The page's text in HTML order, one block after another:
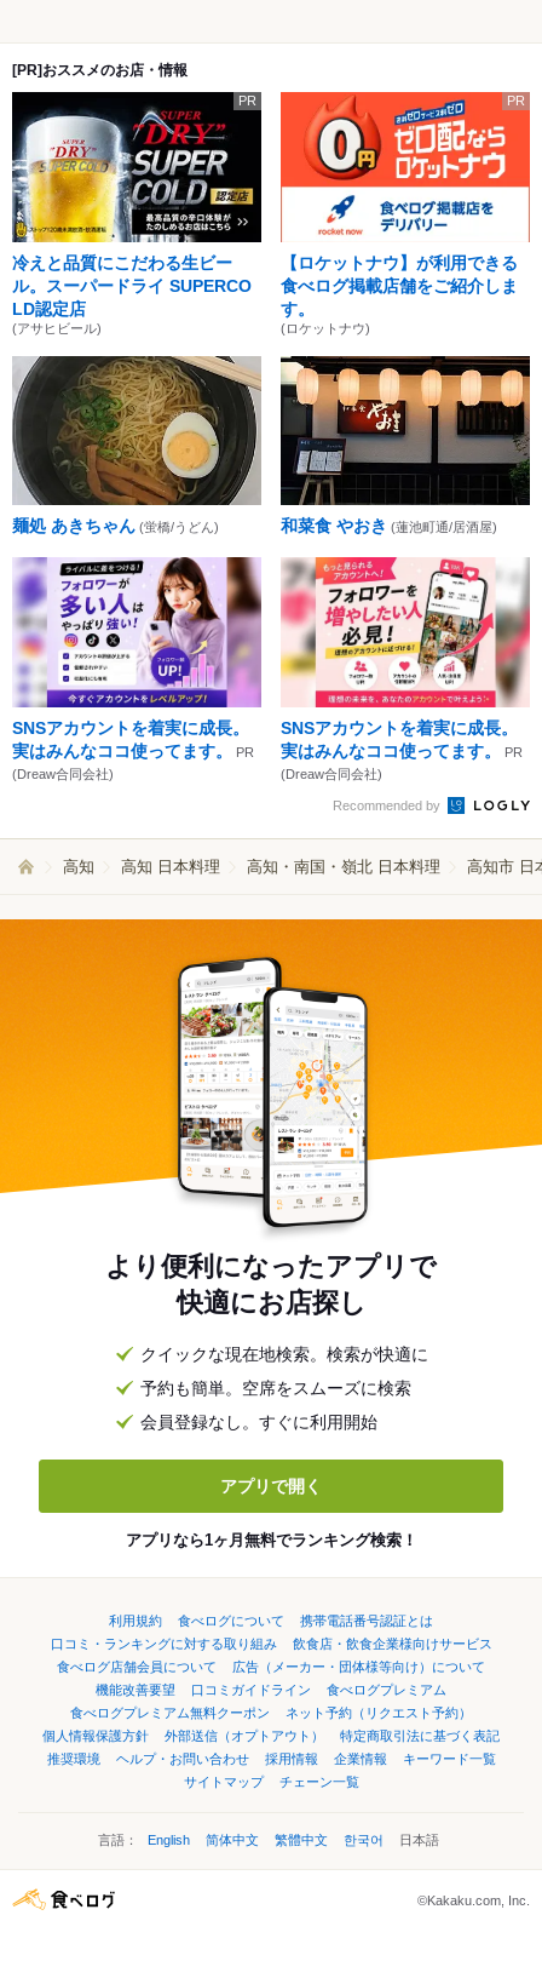
[PR]おススメのお店・情報
PR
冷えと品質にこだわる生ビー
ル。スーパードライ SUPERCO
LD認定店
(アサヒビール)
PR
【ロケットナウ】が利用できる
食べログ掲載店舗をご紹介しま
す。
(ロケットナウ)
麺処 あきちゃん (蛍橋/うどん) 和菜食 やおき (蓮池町通/居酒屋)
SNSアカウントを着実に成長。
実はみんなココ使ってます。
PR
(Dreaw合同会社)
SNSアカウントを着実に成長。
実はみんなココ使ってます。
PR
(Dreaw合同会社)
Recommended by
高知 高知 日本料理 高知・南国・嶺北 日本料理 高知市 日
より便利になったアプリで
快適にお店探し
クイックな現在地検索。検索が快適に
予約も簡単。空席をスムーズに検索
会員登録なし。すぐに利用開始
アプリで開く
アプリなら1ヶ月無料でランキング検索！
利用規約 食べログについて
携帯電話番号認証とは
口コミ・ランキングに対する取り組み
飲食店・飲食企業様向けサービス
食べログ店舗会員について
広告（メーカー・団体様等向け）について
機能改善要望
口コミガイドライン
食べログプレミアム
食べログプレミアム無料クーポン
ネット予約（リクエスト予約）
個人情報保護方針
外部送信（オプトアウト）
特定商取引法に基づく表記
推奨環境
ヘルプ・お問い合わせ 採用情報 企業情報
キーワード一覧
サイトマップ
チェーン一覧
言語： English 简体中文 繁體中文 한국어 日本語
©Kakaku.com, Inc.